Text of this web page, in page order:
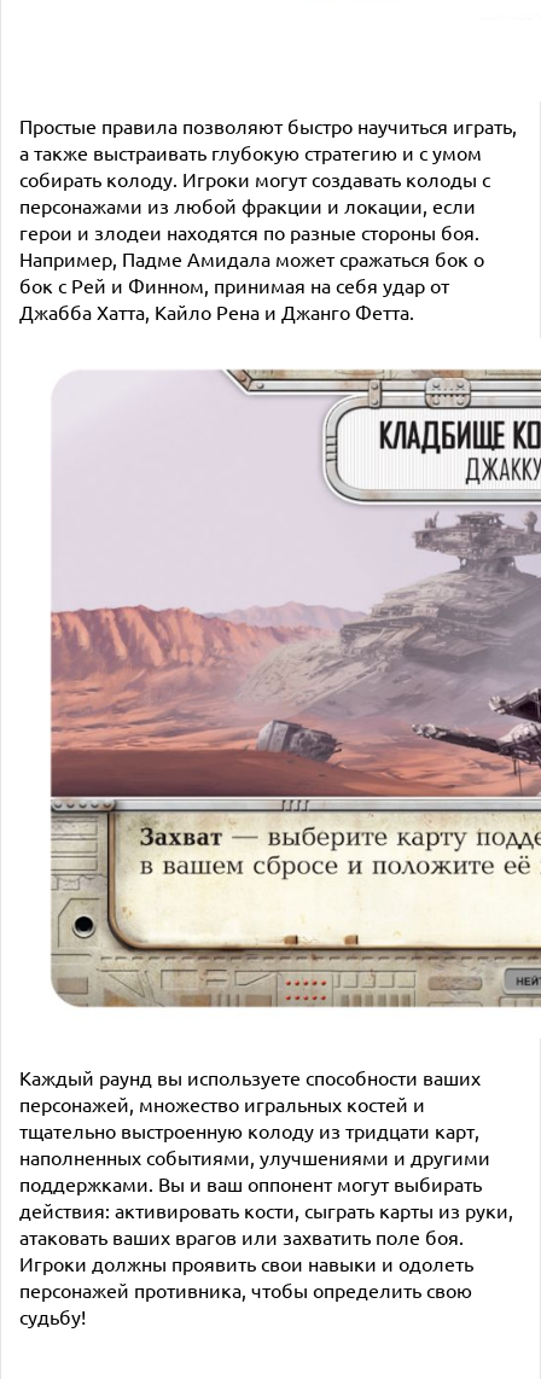
Простые правила позволяют быстро научиться играть,
а также выстраивать глубокую стратегию и с умом
собирать колоду. Игроки могут создавать колоды с
персонажами из любой фракции и локации, если
герои и злодеи находятся по разные стороны боя.
Например, Падме Амидала может сражаться бок о
бок с Рей и Финном, принимая на себя удар от
Джабба Хатта, Кайло Рена и Джанго Фетта.
Каждый раунд вы используете способности ваших
персонажей, множество игральных костей и
тщательно выстроенную колоду из тридцати карт,
наполненных событиями, улучшениями и другими
поддержками. Вы и ваш оппонент могут выбирать
действия: активировать кости, сыграть карты из руки,
атаковать ваших врагов или захватить поле боя.
Игроки должны проявить свои навыки и одолеть
персонажей противника, чтобы определить свою
судьбу!